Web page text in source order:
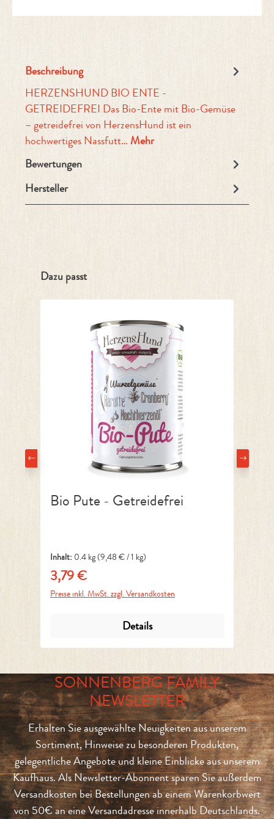
Beschreibung
HERZENSHUND BIO ENTE -
GETREIDEFREI Das Bio-Ente mit Bio-Gemüse
– getreidefrei von HerzensHund ist ein
hochwertiges Nassfutt… Mehr
Bewertungen
Hersteller
Produktgalerie überspringen
Dazu passt
Bio Pute - Getreidefrei
Inhalt: 0.4 kg(9,48 € / 1 kg)
Regulärer Preis:
3,79 €
Preise inkl. MwSt. zzgl. Versandkosten
Details
SONNENBERG FAMILY
NEWSLETTER
Erhalten Sie ausgewählte Neuigkeiten aus unserem
Sortiment, Hinweise zu besonderen Produkten,
gelegentliche Angebote und kleine Einblicke aus unserem
Kaufhaus. Als Newsletter-Abonnent sparen Sie außerdem
Versandkosten bei Bestellungen ab einem Warenkorbwert
von 50€ an eine Versandadresse innerhalb Deutschlands.